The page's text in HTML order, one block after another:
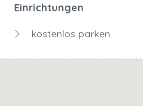
Einrichtungen
kostenlos parken